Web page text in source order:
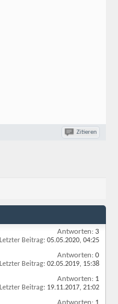
Zitieren
Antworten: 3
Letzter Beitrag: 05.05.2020, 04:25
Antworten: 0
Letzter Beitrag: 02.05.2019, 15:38
Antworten: 1
Letzter Beitrag: 19.11.2017, 21:02